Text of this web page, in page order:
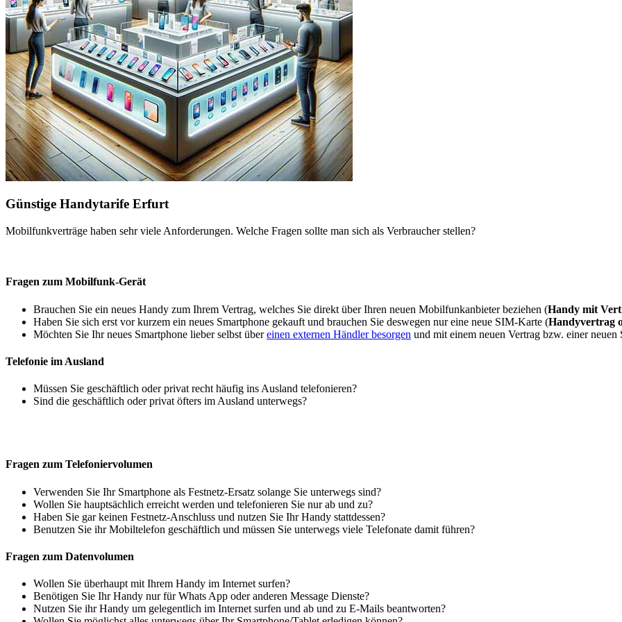
Günstige Handytarife Erfurt
Mobilfunkverträge haben sehr viele Anforderungen. Welche Fragen sollte man sich als Verbraucher stellen?
Fragen zum Mobilfunk-Gerät
Brauchen Sie ein neues Handy zum Ihrem Vertrag, welches Sie direkt über Ihren neuen Mobilfunkanbieter beziehen (Handy mit
Haben Sie sich erst vor kurzem ein neues Smartphone gekauft und brauchen Sie deswegen nur eine neue SIM-Karte (Handyvertrag
Möchten Sie Ihr neues Smartphone lieber selbst übereinen externen Händler besorgen und mit einem neuen Vertrag bzw. einer
Telefonie im Ausland
Müssen Sie geschäftlich oder privat recht häufig ins Ausland telefonieren?
Sind die geschäftlich oder privat öfters im Ausland unterwegs?
Fragen zum Telefoniervolumen
Verwenden Sie Ihr Smartphone als Festnetz-Ersatz solange Sie unterwegs sind?
Wollen Sie hauptsächlich erreicht werden und telefonieren Sie nur ab und zu?
Haben Sie gar keinen Festnetz-Anschluss und nutzen Sie Ihr Handy stattdessen?
Benutzen Sie ihr Mobiltelefon geschäftlich und müssen Sie unterwegs viele Telefonate damit führen?
Fragen zum Datenvolumen
Wollen Sie überhaupt mit Ihrem Handy im Internet surfen?
Benötigen Sie Ihr Handy nur für Whats App oder anderen Message Dienste?
Nutzen Sie ihr Handy um gelegentlich im Internet surfen und ab und zu E-Mails beantworten?